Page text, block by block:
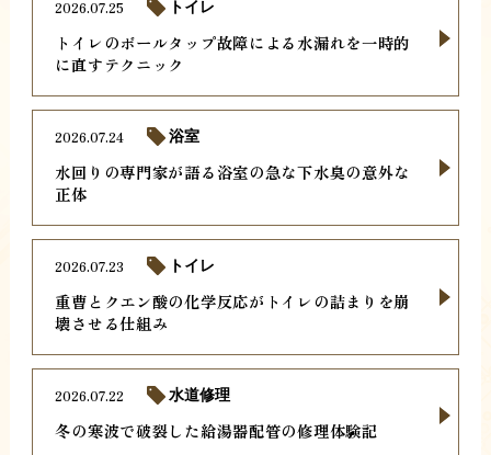
トイレのボールタップ故障による水漏れを一時的
に直すテクニック
2026.07.25 トイレ
水回りの専門家が語る浴室の急な下水臭の意外な
正体
2026.07.24 浴室
重曹とクエン酸の化学反応がトイレの詰まりを崩
壊させる仕組み
2026.07.23 トイレ
冬の寒波で破裂した給湯器配管の修理体験記
2026.07.22 水道修理